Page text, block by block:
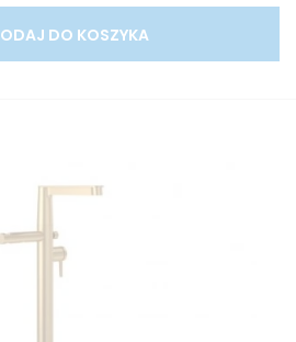
DO KOSZYKA